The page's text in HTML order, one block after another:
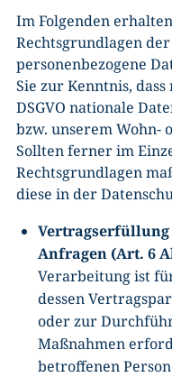
Im Folgenden
Rechtsgrundlagen
personenbezogene
Sie zur Kenntnis,
DSGVO nationale
bzw. unserem Wohn-
Sollten ferner im
Rechtsgrundlagen
diese in der
Anfragen (Art. 6
Verarbeitung ist
dessen
oder zur
Maßnahmen
betroffenen